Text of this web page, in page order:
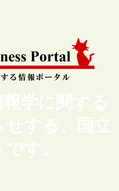
学に関する
する、国立
す。